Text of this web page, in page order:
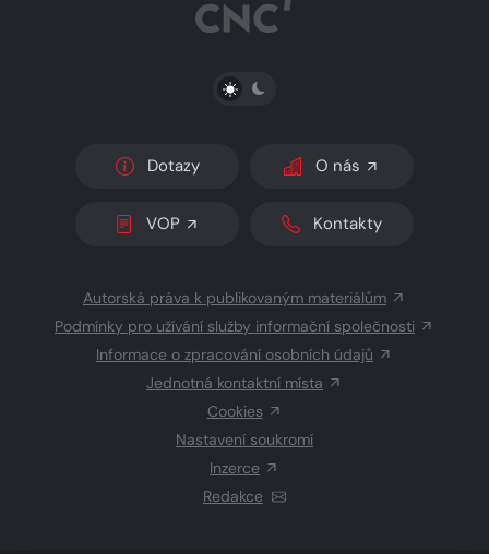
PŘEPNOUT SVĚTLÝ/TMAVÝ REŽIM
Dotazy O nás
VOP Kontakty
Autorská práva k publikovaným materiálům
Podmínky pro užívání služby informační společnosti
Informace o zpracování osobních údajů
Jednotná kontaktní místa
Cookies
Nastavení soukromí
Inzerce
Redakce